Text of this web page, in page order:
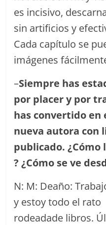
es incisivo,
sin artificios y
Cada capítulo se
imágenes
–Siempre has
por placer y por
has convertido en
nueva autora con
publicado. ¿Cómo
? ¿Cómo se ve
N: M: Deaño:
y estoy todo el rato
rodeadade libros.